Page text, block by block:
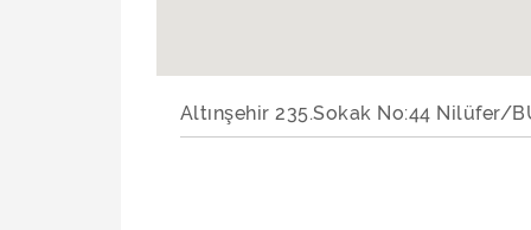
Altınşehir 235.Sokak No:44 Nilüfer/